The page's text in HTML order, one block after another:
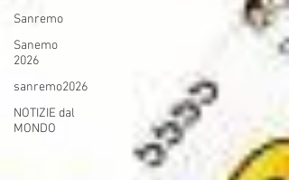
Sanremo
Sanemo
2026
sanremo2026
NOTIZIE dal
MONDO